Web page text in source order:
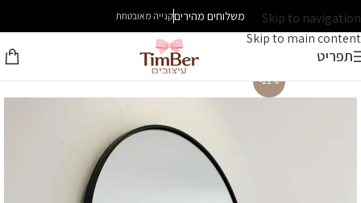
Skip to navigation
Skip to main content
משלוחים מהיריםקנייה מאובטחת
תפריט
-22%